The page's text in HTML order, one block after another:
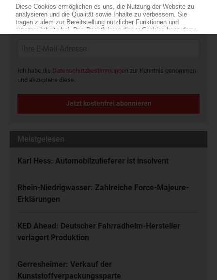
Die wichtigsten Nachrichten und Neuigkeiten aus der
Kunststoffbranche – jeden Tag brandaktuell!
Ich habe die Datenschutzbestimmungen zur Kenntnis genommen
und akzeptiere diese.
Jetzt kostenfrei abonnieren
Meistgelesen
Karl Hess: Automobilzulieferer ist insolvent
Rhein-Niedrigwasser: Zahlreiche Force-Majeure-
Erklärungen
KED Ahead: Deutscher Fahrradhelm-Hersteller
verlagert Produktion
Gerresheimer: Verkauf der
Kunststoffverpackungssparte